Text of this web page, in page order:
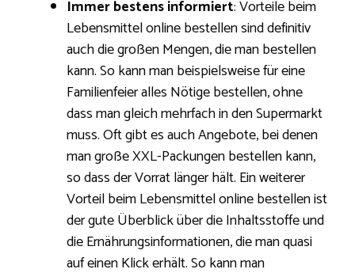
Immer bestens informiert: Vorteile beim
Lebensmittel online bestellen sind definitiv
auch die großen Mengen, die man bestellen
kann. So kann man beispielsweise für eine
Familienfeier alles Nötige bestellen, ohne
dass man gleich mehrfach in den Supermarkt
muss. Oft gibt es auch Angebote, bei denen
man große XXL-Packungen bestellen kann,
so dass der Vorrat länger hält. Ein weiterer
Vorteil beim Lebensmittel online bestellen ist
der gute Überblick über die Inhaltsstoffe und
die Ernährungsinformationen, die man quasi
auf einen Klick erhält. So kann man